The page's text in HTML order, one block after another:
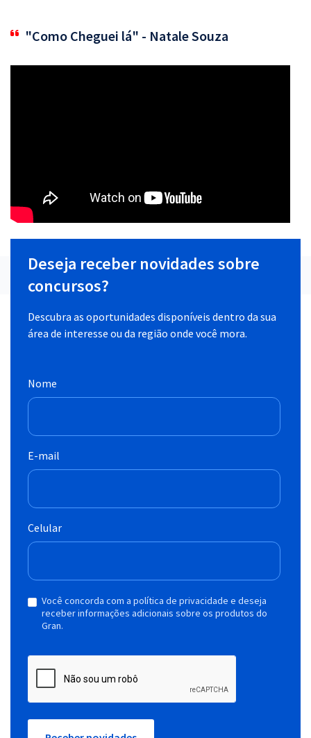
"Como Cheguei lá" - Natale Souza
Deseja receber novidades sobre
concursos?
Descubra as oportunidades disponíveis dentro da sua
área de interesse ou da região onde você mora.
Nome
E-mail
Celular
Você concorda com a política de privacidade e deseja
receber informações adicionais sobre os produtos do
Gran.